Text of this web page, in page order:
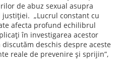
de abuz sexual asupra
„Lucrul constant cu
afecta profund echilibrul
în investigarea acestor
deschis despre aceste
reale de prevenire și sprijin”,